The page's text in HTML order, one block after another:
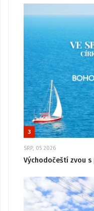
3
SRP, 05 2026
Východočeští zvou